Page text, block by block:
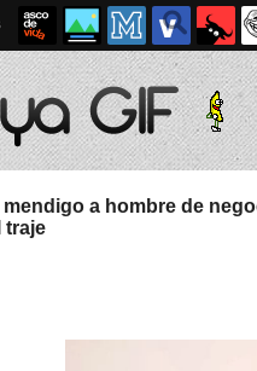
mendigo a hombre de
traje